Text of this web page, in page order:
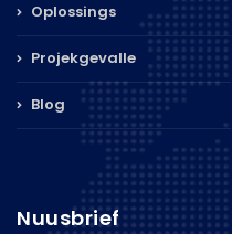
Oplossings
Projekgevalle
Blog
Nuusbrief